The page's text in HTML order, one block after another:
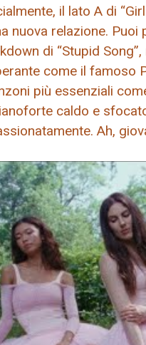
il lato A di
nuova relazione.
di “Stupid
come il famoso
più essenziali
caldo e
Ah,